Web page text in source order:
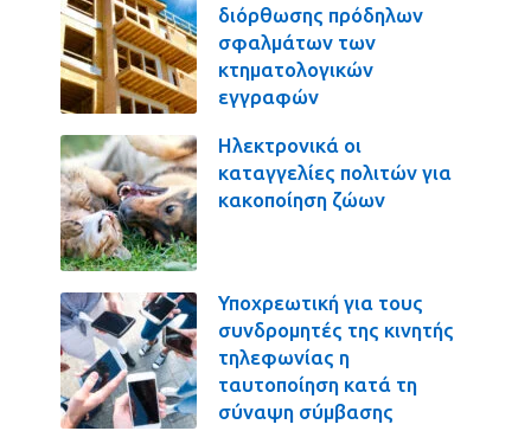
διόρθωσης πρόδηλων
σφαλμάτων των
κτηματολογικών
εγγραφών
Ηλεκτρονικά οι
καταγγελίες πολιτών για
κακοποίηση ζώων
Υποχρεωτική για τους
συνδρομητές της κινητής
τηλεφωνίας η
ταυτοποίηση κατά τη
σύναψη σύμβασης